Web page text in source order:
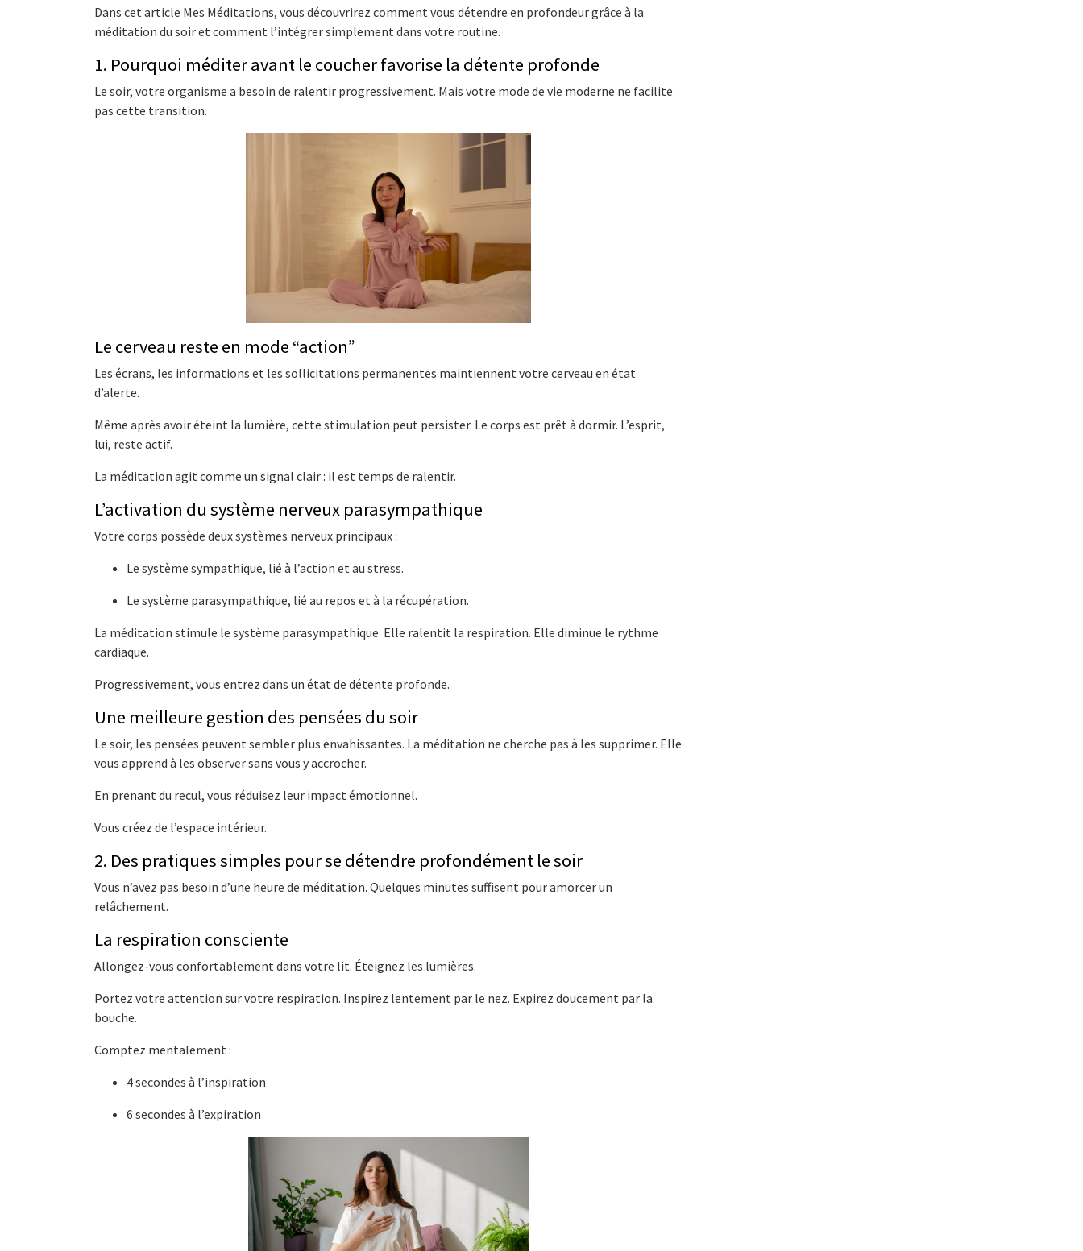
Dans cet article Mes Méditations, vous découvrirez comment vous détendre en profondeur grâce à la
méditation du soir et comment l’intégrer simplement dans votre routine.
1. Pourquoi méditer avant le coucher favorise la détente profonde
Le soir, votre organisme a besoin de ralentir progressivement. Mais votre mode de vie moderne ne facilite
pas cette transition.
Le cerveau reste en mode “action”
Les écrans, les informations et les sollicitations permanentes maintiennent votre cerveau en état
d’alerte.
Même après avoir éteint la lumière, cette stimulation peut persister. Le corps est prêt à dormir. L’esprit,
lui, reste actif.
La méditation agit comme un signal clair : il est temps de ralentir.
L’activation du système nerveux parasympathique
Votre corps possède deux systèmes nerveux principaux :
Le système sympathique, lié à l’action et au stress.
Le système parasympathique, lié au repos et à la récupération.
La méditation stimule le système parasympathique. Elle ralentit la respiration. Elle diminue le rythme
cardiaque.
Progressivement, vous entrez dans un état de détente profonde.
Une meilleure gestion des pensées du soir
Le soir, les pensées peuvent sembler plus envahissantes. La méditation ne cherche pas à les supprimer. Elle
vous apprend à les observer sans vous y accrocher.
En prenant du recul, vous réduisez leur impact émotionnel.
Vous créez de l’espace intérieur.
2. Des pratiques simples pour se détendre profondément le soir
Vous n’avez pas besoin d’une heure de méditation. Quelques minutes suffisent pour amorcer un
relâchement.
La respiration consciente
Allongez-vous confortablement dans votre lit. Éteignez les lumières.
Portez votre attention sur votre respiration. Inspirez lentement par le nez. Expirez doucement par la
bouche.
Comptez mentalement :
4 secondes à l’inspiration
6 secondes à l’expiration